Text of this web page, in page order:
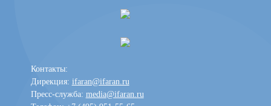
Контакты:
Дирекция: ifaran@ifaran.ru
Пресс-служба: media@ifaran.ru